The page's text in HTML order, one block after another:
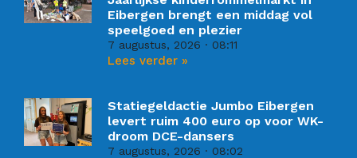
Eibergen brengt een middag vol
speelgoed en plezier
7 augustus, 2026 08:11
Lees verder »
Statiegeldactie Jumbo Eibergen
levert ruim 400 euro op voor WK-
droom DCE-dansers
7 augustus, 2026 08:02